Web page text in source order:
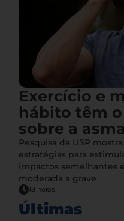
Exercício e
hábito têm
sobre a
Pesquisa da USP
estratégias para
impactos semelhantes
moderada a grave
18 horas
Últimas